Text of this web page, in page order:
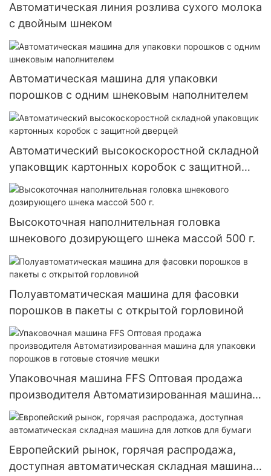
Автоматическая линия розлива сухого молока
с двойным шнеком
Автоматическая машина для упаковки
порошков с одним шнековым наполнителем
Автоматический высокоскоростной складной
упаковщик картонных коробок с защитной
дверцей
Высокоточная наполнительная головка
шнекового дозирующего шнека массой 500 г.
Полуавтоматическая машина для фасовки
порошков в пакеты с открытой горловиной
Упаковочная машина FFS Оптовая продажа
производителя Автоматизированная машина
для упаковки порошков в готовые стоячие
мешки
Европейский рынок, горячая распродажа,
доступная автоматическая складная машина